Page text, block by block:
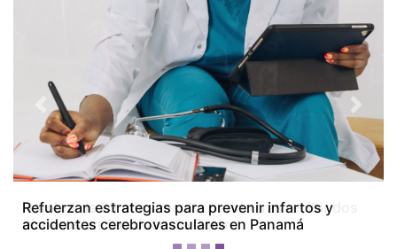
Hombre de 29 años resulta herido tras recibir dos
disparos en San Juan de Colón
Previous Next